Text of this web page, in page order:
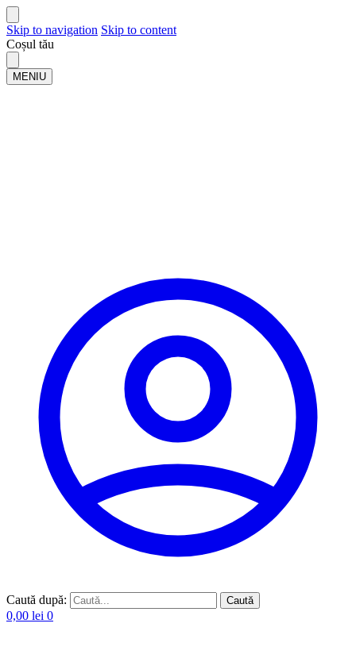
Skip to navigation Skip to content
Coșul tău
MENIU
Caută după: Caută
0,00 lei 0